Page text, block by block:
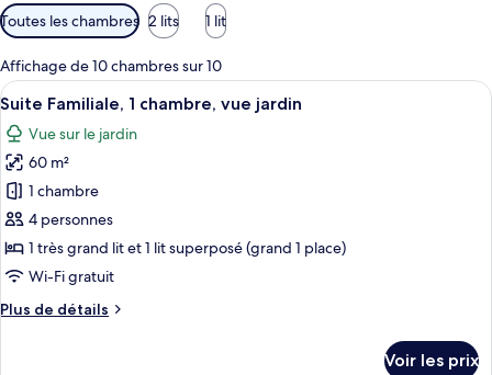
Filtres
disponibles
pour
les
chambres
Toutes les chambres 2 lits 1 lit
Affichage de 10 chambres sur 10
Afficher
toutes
les
photos
pour
ce
type
de
chambre :
Suite
Une chambre d’hôtel moderne
9
Suite Familiale, 1 chambre, vue jardin
Vue sur le jardin
60 m²
1 chambre
4 personnes
1 très grand lit et 1 lit superposé (grand 1 place)
Wi-Fi gratuit
Plus de détails
Plus
Voir les prix